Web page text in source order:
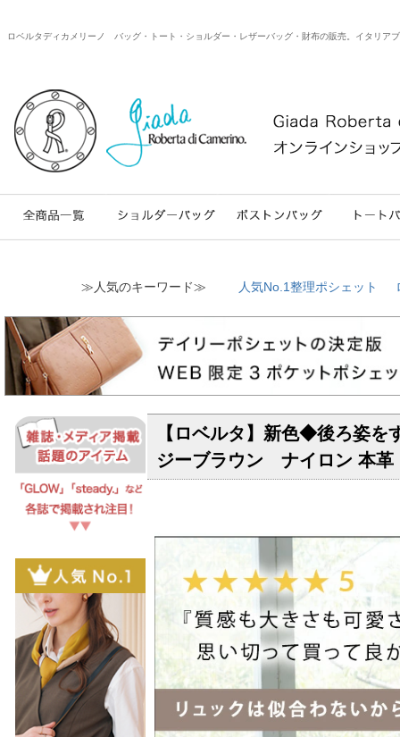
ロベルタディカメリーノ バッグ・トート・ショルダー・レザーバッグ・財布の販売。イタリ
≫人気のキーワード≫ 人気No.1整理ポシェット
【ロベルタ】新色◆後ろ姿を
ジーブラウン ナイロン 本革